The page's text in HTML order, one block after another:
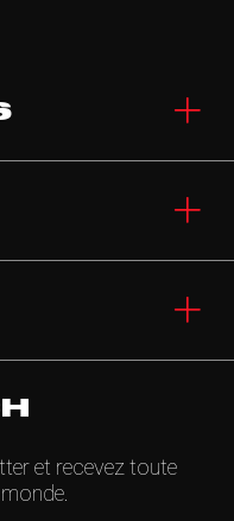
et recevez toute